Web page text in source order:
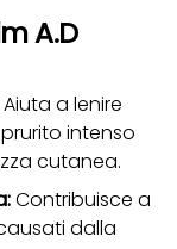
A.D
Aiuta a lenire
intenso
cutanea.
Contribuisce a
dalla